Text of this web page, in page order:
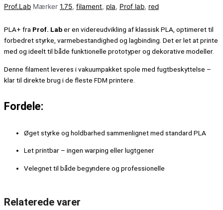
Prof.Lab Mærker 1.75, filament, pla, Prof lab, red
PLA+ fra Prof. Laber en videreudvikling af klassisk PLA, optimeret til
forbedret styrke, varmebestandighed og lagbinding. Det er let at printe
med og ideelt til både funktionelle prototyper og dekorative modeller.
Denne filament leveres i vakuumpakket spole med fugtbeskyttelse –
klar til direkte brug i de fleste FDM printere.
Fordele:
Øget styrke og holdbarhed sammenlignet med standard PLA
Let printbar – ingen warping eller lugtgener
Velegnet til både begyndere og professionelle
Relaterede varer